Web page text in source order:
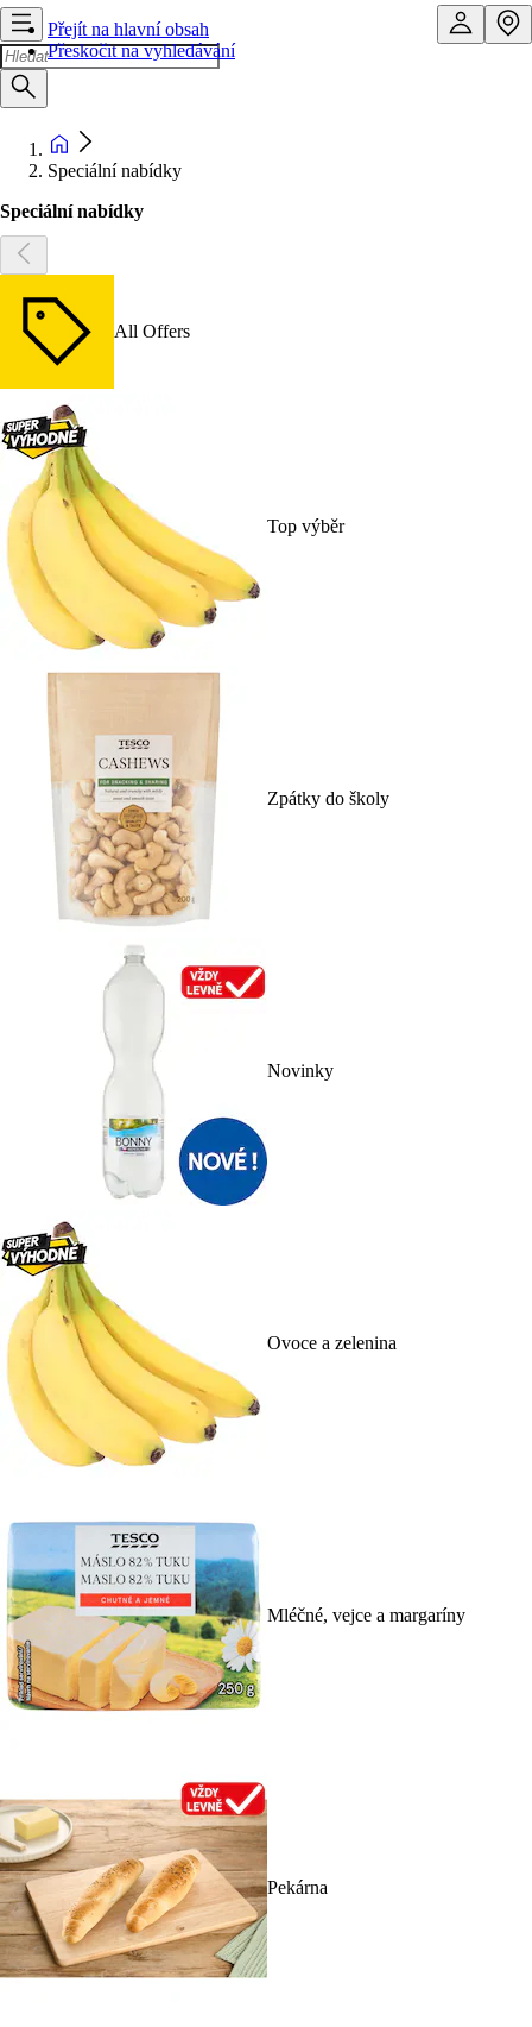
Přejít na hlavní obsah
Přeskočit na vyhledávání
Speciální nabídky
Speciální nabídky
All Offers
Top výběr
Zpátky do školy
Novinky
Ovoce a zelenina
Mléčné, vejce a margaríny
Pekárna